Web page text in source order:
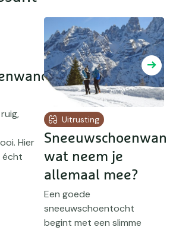
Hier
écht
Uitrusting
wat neem je
allemaal mee?
Een goede
sneeuwschoentocht
begint met een slimme